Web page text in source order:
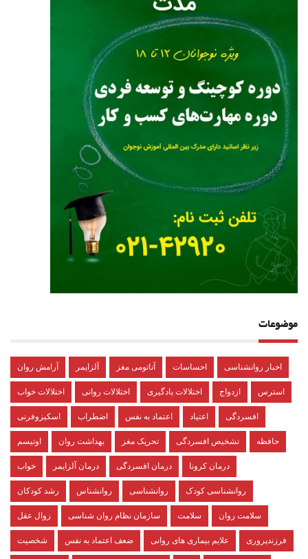
موضوعات
آرامش روان آلزایمر آناتومی مغز احساسات اخبار روانشناسی
اختلالات خواب اختلالات روانی اختلالات یادگیری ازدواج استرس
اسکیزوفرنی اضطراب اعتماد به نفس اعتیاد افسردگی
اوتیسم بهداشت روان تحریک مغز تشخیص افسردگی حافظه
خواب درمان آلزایمر درمان افسردگی درمان کرونا
رشد کودکان روانشناس روانشناسی روانشناسی کودک
زوال عقل سازمان نظام روان شناسی سلامت سلامت روان
شخصیت ضعف اعتماد به نفس علایم بیماری های روانی فرزندپروری